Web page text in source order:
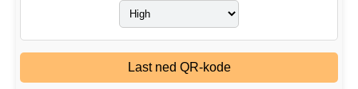
Last ned QR-kode